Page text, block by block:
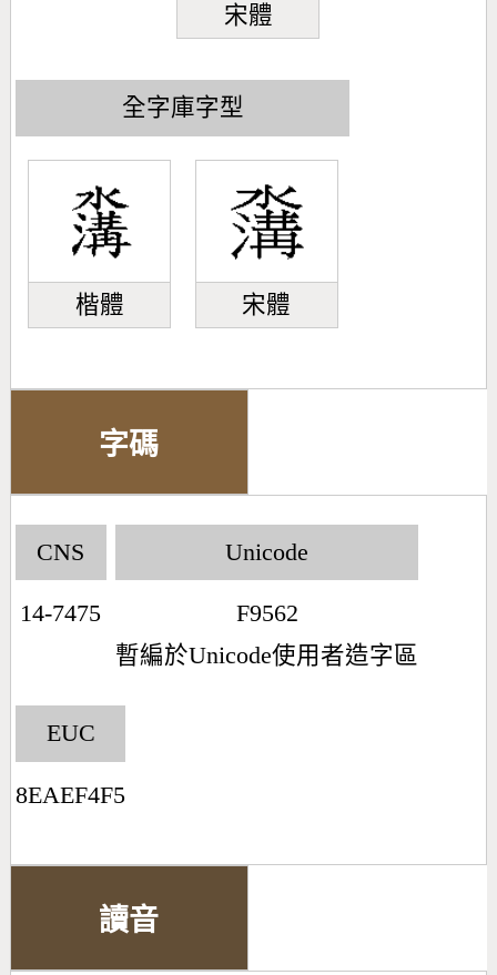
宋體
全字庫字型
楷體 宋體
字碼
CNS
14-7475
Unicode
F9562
暫編於Unicode使用者造字區
EUC
8EAEF4F5
讀音